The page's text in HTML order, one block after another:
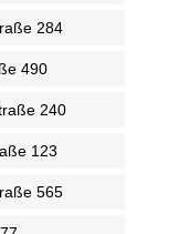
284
490
240
123
565